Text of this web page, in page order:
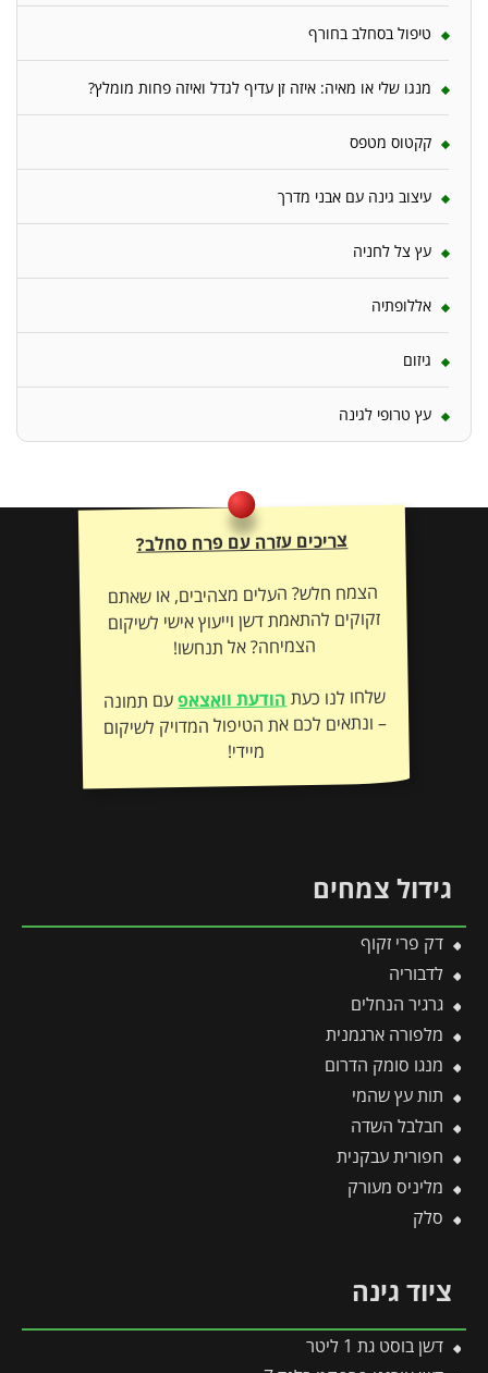
טיפול בסחלב בחורף
מנגו שלי או מאיה: איזה זן עדיף לגדל ואיזה פחות מומלץ?
קקטוס מטפס
עיצוב גינה עם אבני מדרך
עץ צל לחניה
אללופתיה
גיזום
עץ טרופי לגינה
צריכים עזרה עם פרח סחלב?
הצמח חלש? העלים מצהיבים, או שאתם
זקוקים להתאמת דשן וייעוץ אישי לשיקום
הצמיחה? אל תנחשו!
שלחו לנו כעתהודעת וואצאפעם תמונה
– ונתאים לכם את הטיפול המדויק לשיקום
מיידי!
גידול צמחים
דק פרי זקוף
לדבוריה
גרגיר הנחלים
מלפורה ארגמנית
מנגו סומק הדרום
תות עץ שהמי
חבלבל השדה
חפורית עבקנית
מליניס מעורק
סלק
ציוד גינה
דשן בוסט גת 1 ליטר